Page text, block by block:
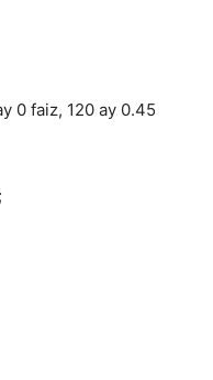
0 faiz, 120 ay 0.45